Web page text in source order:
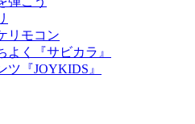
リモコン
よく『サビカラ』
ツ『JOYKIDS』